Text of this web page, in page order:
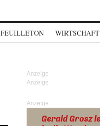
FEUILLETON WIRTSCHAFT
Anzeige